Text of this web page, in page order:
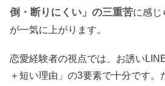
倒・断りにくい」の三重苦に感じ
が一気に上がります。
恋愛経験者の視点では、お誘い
＋短い理由」の3要素で十分です。